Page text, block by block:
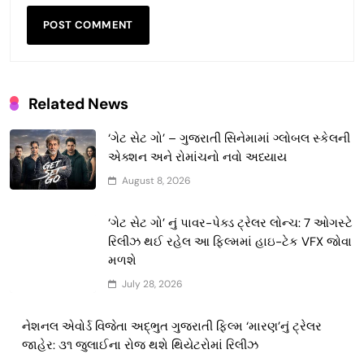
Related News
‘ગેટ સેટ ગો’ – ગુજરાતી સિનેમામાં ગ્લોબલ સ્કેલની
એક્શન અને રોમાંચનો નવો અધ્યાય
August 8, 2026
‘ગેટ સેટ ગો’ નું પાવર-પેક્ડ ટ્રેલર લોન્ચ: 7 ઓગસ્ટે
રિલીઝ થઈ રહેલ આ ફિલ્મમાં હાઇ-ટેક VFX જોવા
મળશે
July 28, 2026
નેશનલ એવોર્ડ વિજેતા અદ્ભુત ગુજરાતી ફિલ્મ ‘મારણ’નું ટ્રેલર
જાહેર: ૩૧ જુલાઈના રોજ થશે થિયેટરોમાં રિલીઝ